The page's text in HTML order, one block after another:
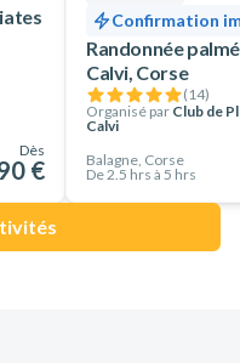
Dès
€
Confirmation
Randonnée
Calvi, Corse
(14)
Organisé par Club de
Calvi
Balagne, Corse
De 2.5 hrs à 5 hrs